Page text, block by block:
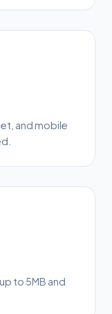
and mobile
to 5MB and